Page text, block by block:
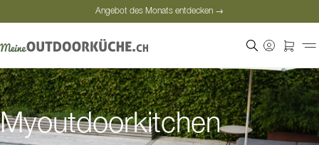
Angebot des Monats entdecken →
Angebot des Monats entdecken →
Myoutdoorkitchen